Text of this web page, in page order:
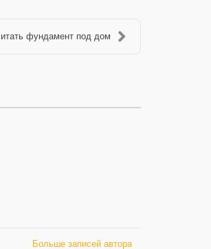
фундамент под дом
Больше записей автора